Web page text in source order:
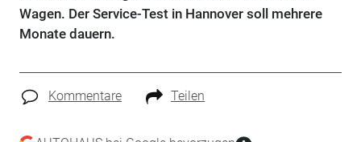
Wagen. Der Service-Test in Hannover soll mehrere
Monate dauern.
Kommentare Teilen